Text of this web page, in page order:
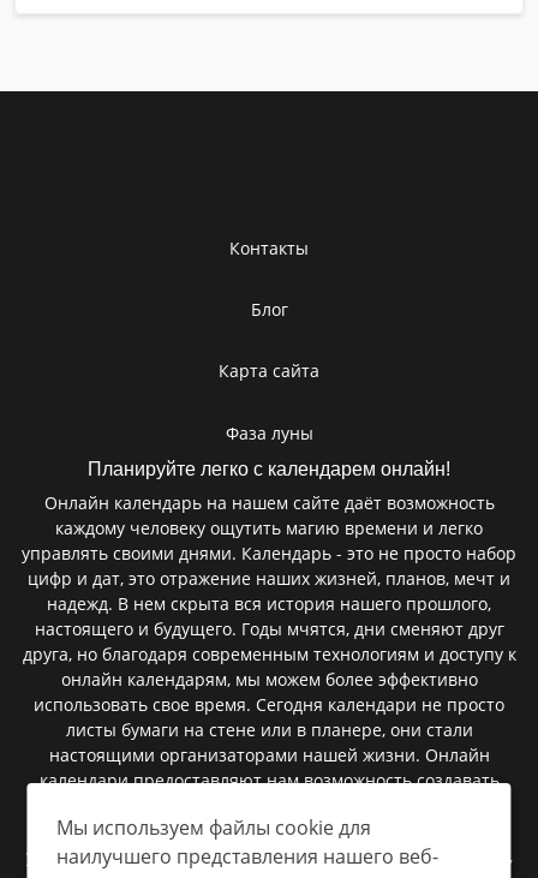
Контакты
Блог
Карта сайта
Фаза луны
Планируйте легко с календарем онлайн!
Онлайн календарь на нашем сайте даёт возможность
каждому человеку ощутить магию времени и легко
управлять своими днями. Календарь - это не просто набор
цифр и дат, это отражение наших жизней, планов, мечт и
надежд. В нем скрыта вся история нашего прошлого,
настоящего и будущего. Годы мчятся, дни сменяют друг
друга, но благодаря современным технологиям и доступу к
онлайн календарям, мы можем более эффективно
использовать свое время. Сегодня календари не просто
листы бумаги на стене или в планере, они стали
настоящими организаторами нашей жизни. Онлайн
календари предоставляют нам возможность создавать
напоминания и следить за важными событиями. В них
умещаются сроки сдачи проектов, дни рождения близких,
Мы используем файлы cookie для
наилучшего представления нашего веб-